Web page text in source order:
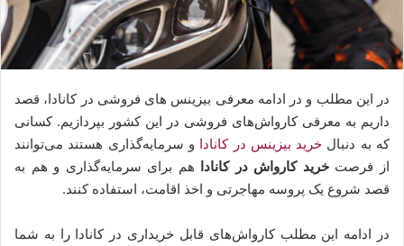
ی
در این مطلب و در ادامه معرفی بیزینس های فروشی در کانادا، قصد
داریم به معرفی کارواش‌های فروشی در این کشور بپردازیم. کسانی
که به دنبال خرید بیزینس در کانادا و سرمایه‌گذاری هستند می‌توانند
از فرصتخرید کارواش در کانادا
هم برای سرما‌یه‌گذاری و هم به
قصد شروع یک پروسه مهاجرتی و اخذ اقامت، استفاده کنند.
در ادامه این مطلب کارواش‌های قابل خریداری در کانادا را به شما